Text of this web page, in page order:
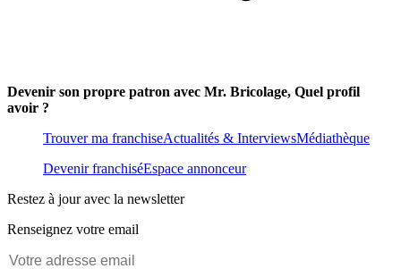
Devenir son propre patron avec Mr. Bricolage, Quel profil
avoir ?
Trouver ma franchiseActualités & InterviewsMédiathèque
Devenir franchiséEspace annonceur
Restez à jour avec la newsletter
Renseignez votre email